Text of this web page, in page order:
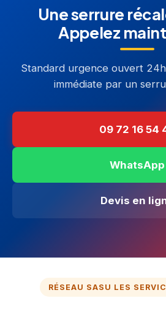
Une serrure
Appelez
Standard urgence ouvert
immédiate par un
09 72 16 54
WhatsApp
Devis en
RÉSEAU SASU LES